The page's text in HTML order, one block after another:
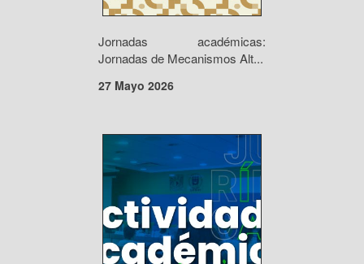
Jornadas académicas:
Jornadas de Mecanismos Alt...
27 Mayo 2026